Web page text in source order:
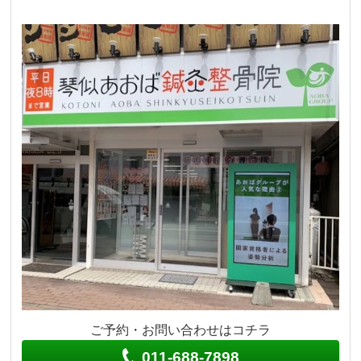
ご予約・お問い合わせはコチラ
011-688-7898